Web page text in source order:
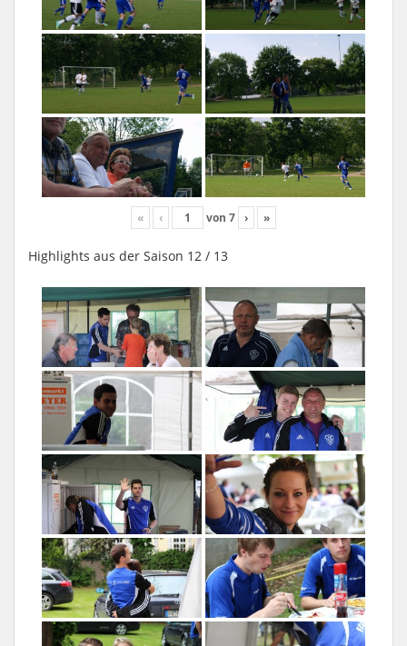
« ‹ von 7 › »
Highlights aus der Saison 12 / 13